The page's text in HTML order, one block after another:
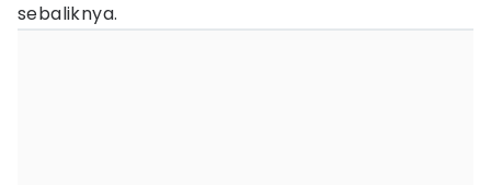
sebaliknya.